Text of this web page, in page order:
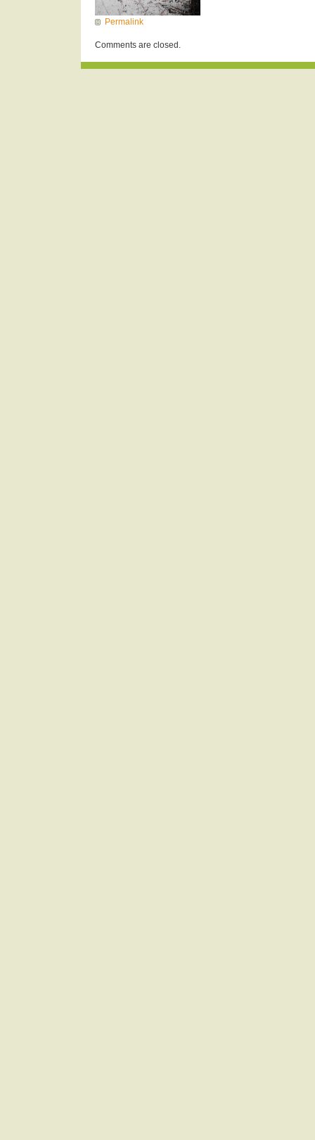
Permalink
Comments are closed.